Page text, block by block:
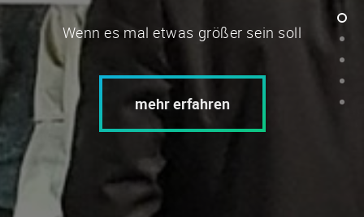
Wenn es mal etwas größer sein soll
mehr erfahren